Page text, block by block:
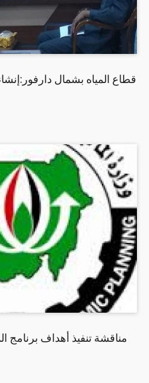
مناقشة تنفيذ أهداف برنامج